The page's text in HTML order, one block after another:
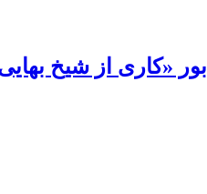
«کاری از شیخ